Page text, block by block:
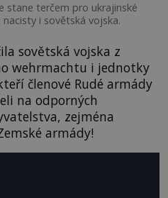
stane terčem pro ukrajinské
i sovětská vojska.
sovětská vojska z
wehrmachtu i jednotky
členové Rudé armády
na odporných
zejména
armády!